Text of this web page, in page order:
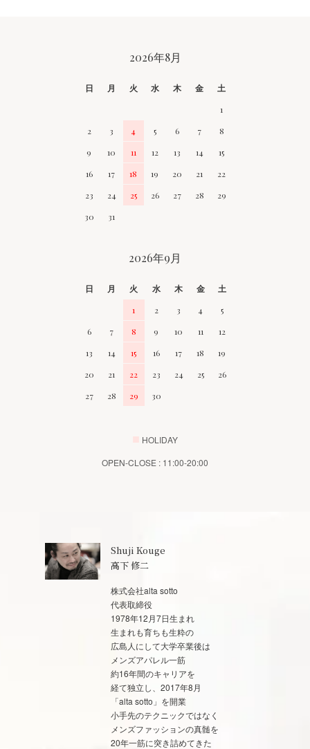
2026年8月
日 月 火 水 木 金
土
1
2
3 4 5 6 7
8
9
10 11 12 13 14
15
16
17 18 19 20 21
22
23
24 25 26 27 28
29
30
31
2026年9月
日 月 火 水 木 金
土
1
2 3 4
5
6
7 8 9 10 11
12
13
14 15 16 17 18
19
20
21 22 23 24 25
26
27
28 29 30
HOLIDAY
OPEN-CLOSE : 11:00-20:00
Shuji Kouge
高下 修二
株式会社alta sotto
代表取締役
1978年12月7日生まれ
生まれも育ちも生粋の
広島人にして大学卒業後は
メンズアパレル一筋
約16年間のキャリアを
経て独立し、2017年8月
「alta sotto」を開業
小手先のテクニックではなく
メンズファッションの真髄を
20年一筋に突き詰めてきた